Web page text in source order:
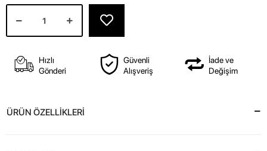
Hızlı
Gönderi
Güvenli
Alışveriş
İade ve
Değişim
ÜRÜN ÖZELLİKLERİ